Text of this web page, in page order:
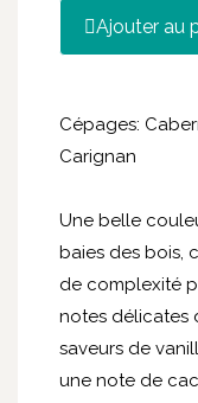
Ajouter au
Cépages:
Carignan
Une belle
baies des bois,
de complexité
notes délicates
saveurs de
une note de